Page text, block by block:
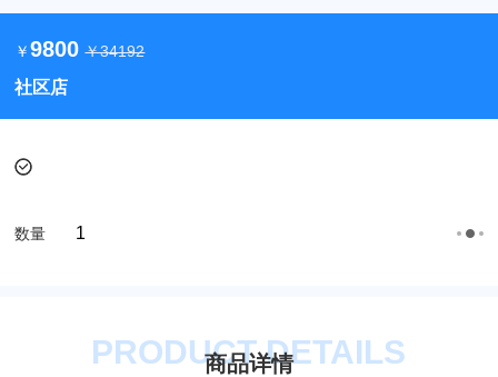
￥9800 ￥34192
社区店
数量
PRODUCT DETAILS
商品详情